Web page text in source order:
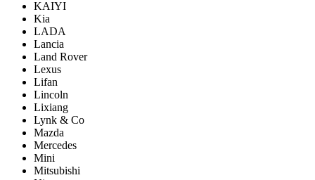
KAIYI
Kia
LADA
Lancia
Land Rover
Lexus
Lifan
Lincoln
Lixiang
Lynk & Co
Mazda
Mercedes
Mini
Mitsubishi